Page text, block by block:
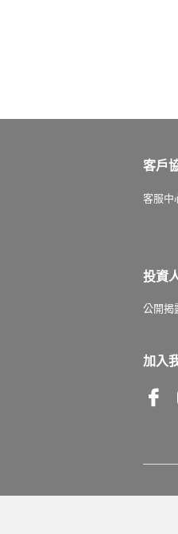
客戶
客服中
投資
公開揭
加入